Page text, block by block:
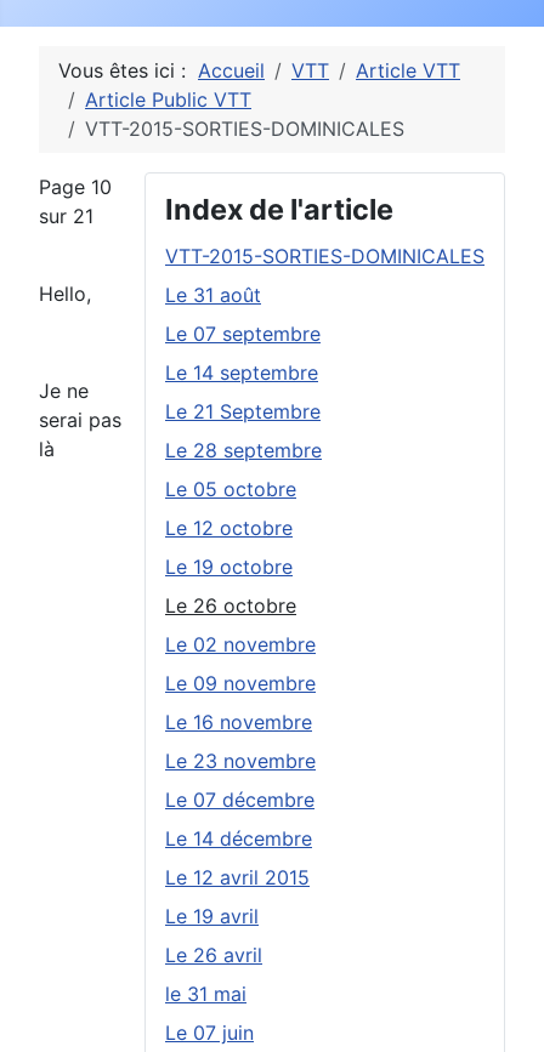
Vous êtes ici : Accueil VTT
Article VTT
Article Public VTT
VTT-2015-SORTIES-DOMINICALES
Index de l'article
VTT-2015-SORTIES-DOMINICALES
Le 31 août
Le 07 septembre
Le 14 septembre
Le 21 Septembre
Le 28 septembre
Le 05 octobre
Le 12 octobre
Le 19 octobre
Le 26 octobre
Le 02 novembre
Le 09 novembre
Le 16 novembre
Le 23 novembre
Le 07 décembre
Le 14 décembre
Le 12 avril 2015
Le 19 avril
Le 26 avril
le 31 mai
Le 07 juin
Page 10
sur 21
Hello,
Je ne
serai pas
là